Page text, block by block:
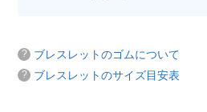
ブレスレットのゴムについて
ブレスレットのサイズ目安表